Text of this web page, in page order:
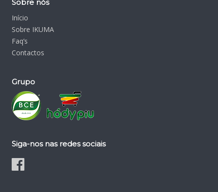
Sobre nós
Início
Sobre IKUMA
Faq’s
Contactos
Grupo
Siga-nos nas redes sociais